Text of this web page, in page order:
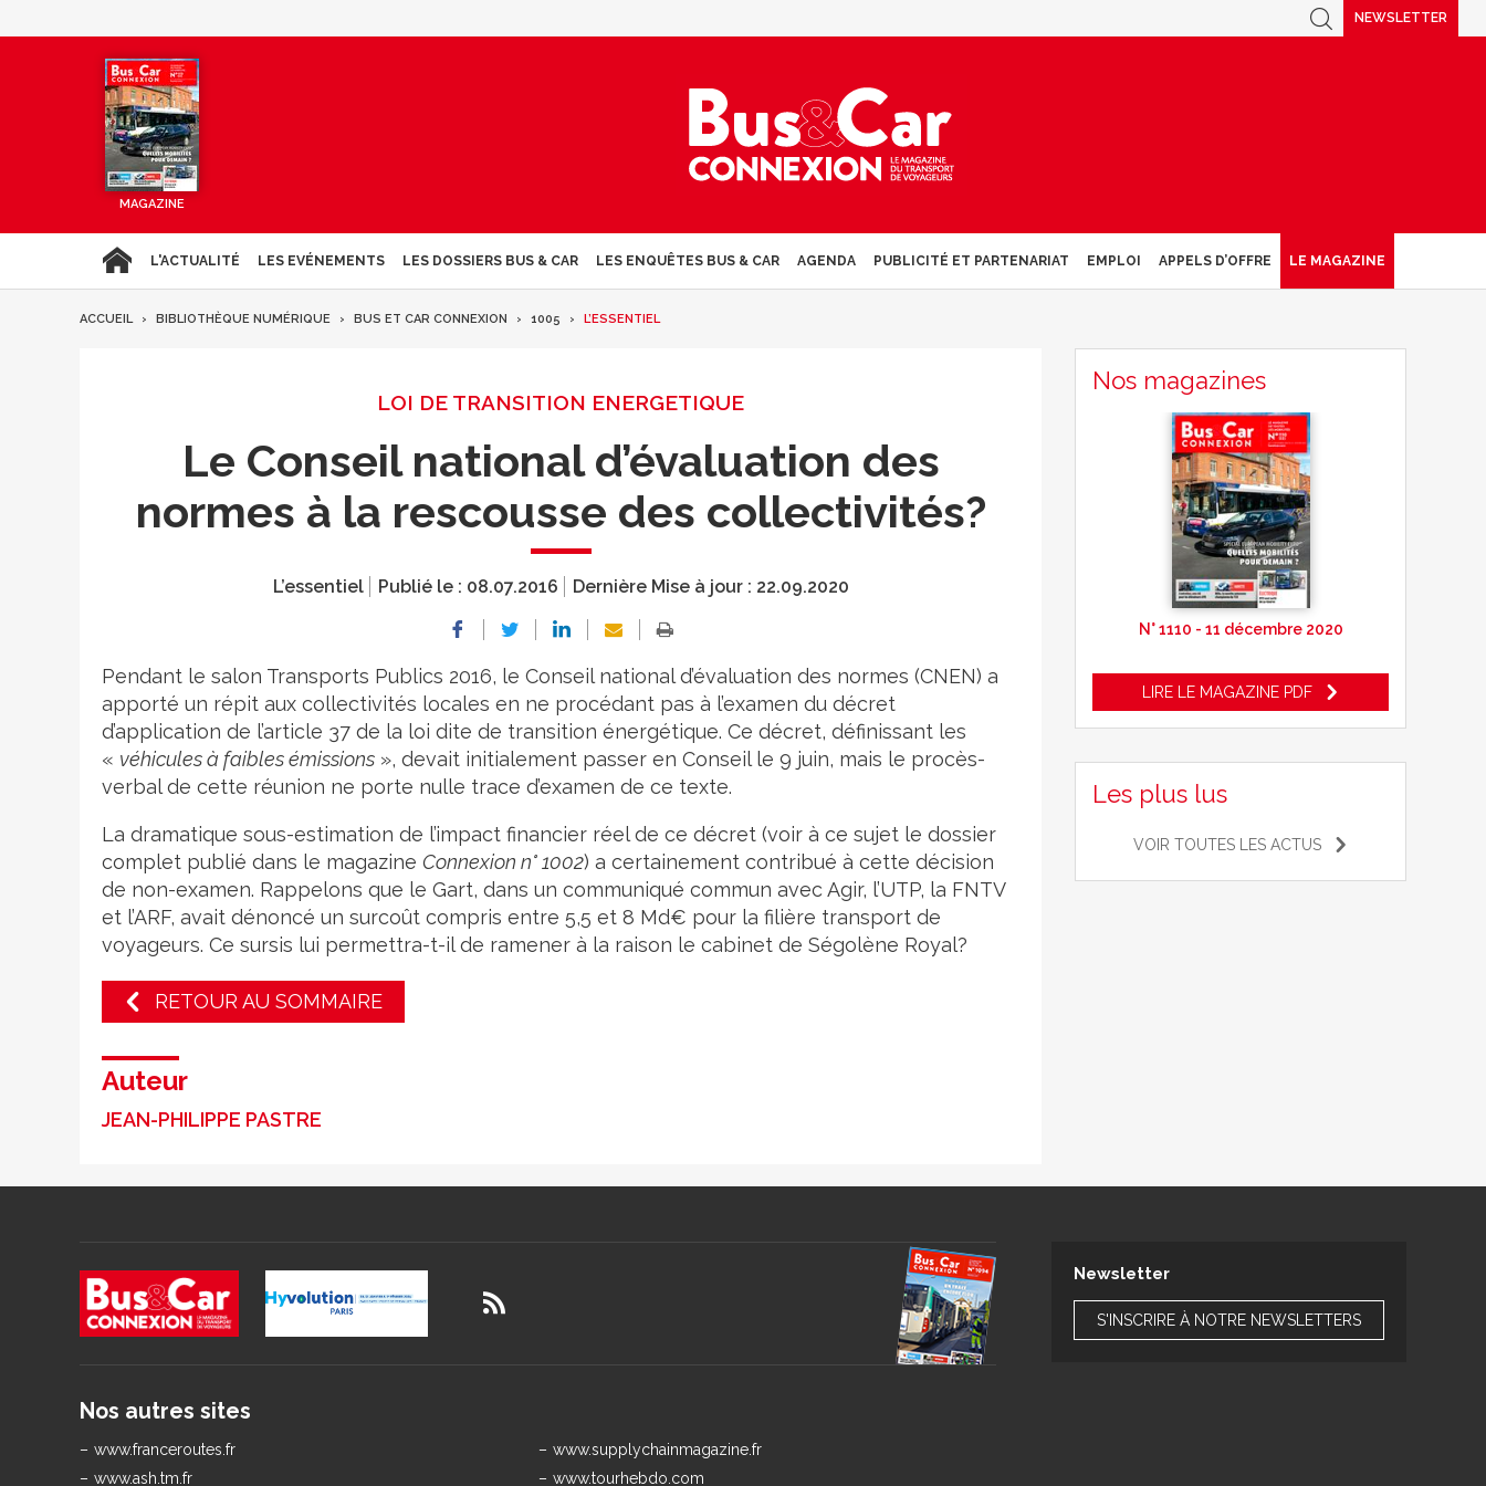
NEWSLETTER
MAGAZINE
L'ACTUALITÉ LES EVÉNEMENTS LES DOSSIERS BUS & CAR LES ENQUÊTES BUS & CAR AGENDA PUBLICITÉ ET PARTENARIAT EMPLOI APPELS D’OFFRE LE MAGAZINE
ACCUEIL BIBLIOTHÈQUE NUMÉRIQUE BUS ET CAR CONNEXION 1005 L’ESSENTIEL
LOI DE TRANSITION ENERGETIQUE
Le Conseil national d’évaluation des
normes à la rescousse des collectivités?
L’essentiel Publié le : 08.07.2016 Dernière Mise à jour : 22.09.2020
Pendant le salon Transports Publics 2016, le Conseil national d’évaluation des normes (CNEN) a
apporté un répit aux collectivités locales en ne procédant pas à l’examen du décret
d’application de l’article 37 de la loi dite de transition énergétique. Ce décret, définissant les
« véhicules à faibles émissions », devait initialement passer en Conseil le 9 juin, mais le procès-
verbal de cette réunion ne porte nulle trace d’examen de ce texte.
La dramatique sous-estimation de l’impact financier réel de ce décret (voir à ce sujet le dossier
complet publié dans le magazine Connexion n° 1002) a certainement contribué à cette décision
de non-examen. Rappelons que le Gart, dans un communiqué commun avec Agir, l’UTP, la FNTV
et l’ARF, avait dénoncé un surcoût compris entre 5,5 et 8 Md€ pour la filière transport de
voyageurs. Ce sursis lui permettra-t-il de ramener à la raison le cabinet de Ségolène Royal?
RETOUR AU SOMMAIRE
Auteur
JEAN-PHILIPPE PASTRE
Nos magazines
N° 1110 - 11 décembre 2020
LIRE LE MAGAZINE PDF
Les plus lus
VOIR TOUTES LES ACTUS
Nos autres sites
www.franceroutes.fr
www.supplychainmagazine.fr
www.ash.tm.fr
www.tourhebdo.com
Newsletter
S'INSCRIRE À NOTRE NEWSLETTERS